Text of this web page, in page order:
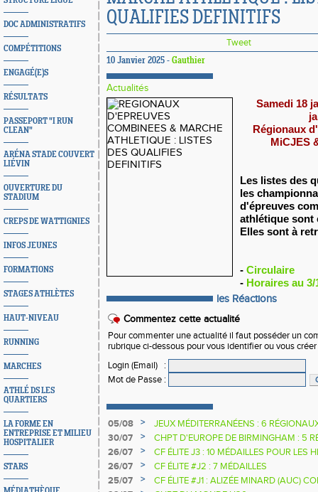
DOC ADMINISTRATIFS
COMPÉTITIONS
ENGAGÉ(E)S
RÉSULTATS
PASSEPORT "I RUN
CLEAN"
ARÉNA STADE COUVERT
LIÉVIN
OUVERTURE DU
STADIUM
CREPS DE WATTIGNIES
INFOS JEUNES
FORMATIONS
STAGES ATHLÈTES
HAUT-NIVEAU
RUNNING
MARCHES
ATHLÉ DS LES
QUARTIERS
LA FORME EN
ENTREPRISE ET MILIEU
HOSPITALIER
STARS
QUALIFIES DEFINITIFS
Tweet
10 Janvier 2025 - Gauthier
Actualités
Samedi 18
Régionaux
MiCJES
Les listes des
les
d'épreuves
athlétique sont
Elles sont à
- Circulaire
- Horaires au 3/
les Réactions
Commentez cette actualité
Pour commenter une actualité il faut posséder un
rubrique ci-dessous pour vous identifier ou vous
Login (Email)
:
Mot de Passe :
05/08 >
JEUX MÉDITERRANÉENS : 6
30/07
>
CHPT D'EUROPE DE BIRMINGHAM : 5
26/07
>
CF ÉLITE J3 : 10 MÉDAILLES POUR LES
26/07
>
CF ÉLITE #J2 : 7 MÉDAILLES
25/07
>
CF ÉLITE #J1 : ALIZÉE MINARD (AUC)